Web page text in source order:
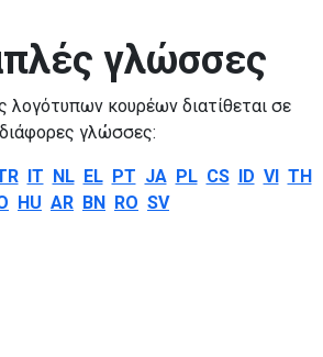
γλώσσες
λογότυπων κουρέων διατίθεται σε
διάφορες γλώσσες:
IT NL EL PT JA PL CS ID VI TH
HU AR BN RO SV